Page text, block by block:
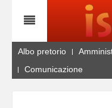
Albo pretorio
Comunicazione